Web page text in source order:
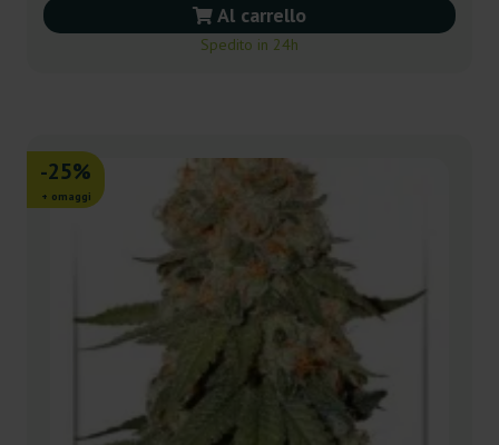
Al carrello
Spedito in 24h
-25%
+ omaggi